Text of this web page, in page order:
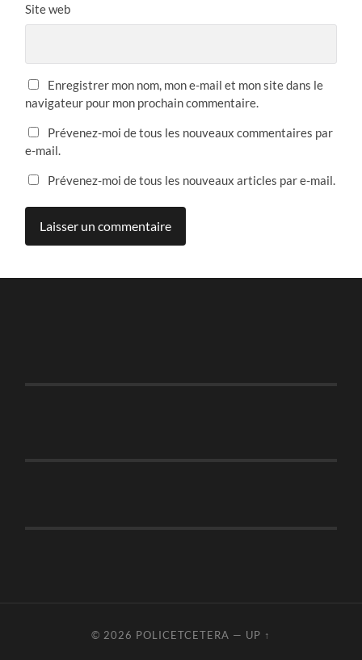
Site web
Enregistrer mon nom, mon e-mail et mon site dans le
navigateur pour mon prochain commentaire.
Prévenez-moi de tous les nouveaux commentaires par
e-mail.
Prévenez-moi de tous les nouveaux articles par e-mail.
© 2026 POLICETCETERA — UP ↑